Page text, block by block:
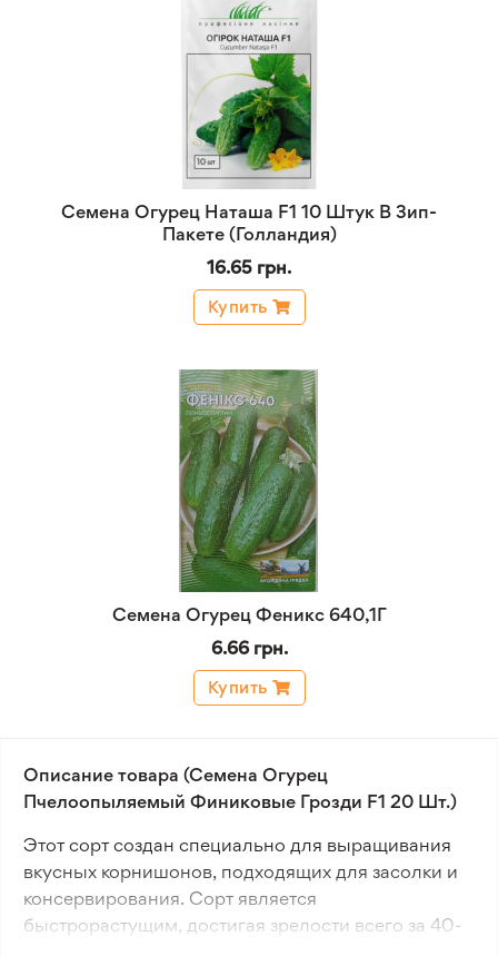
Семена Огурец Наташа F1 10 Штук В Зип-
Пакете (Голландия)
16.65 грн.
Купить
Семена Огурец Феникс 640,1Г
6.66 грн.
Купить
Описание товара (Семена Огурец
Пчелоопыляемый Финиковые Грозди F1 20 Шт.)
Этот сорт создан специально для выращивания
вкусных корнишонов, подходящих для засолки и
консервирования. Сорт является
быстрорастущим, достигая зрелости всего за 40-